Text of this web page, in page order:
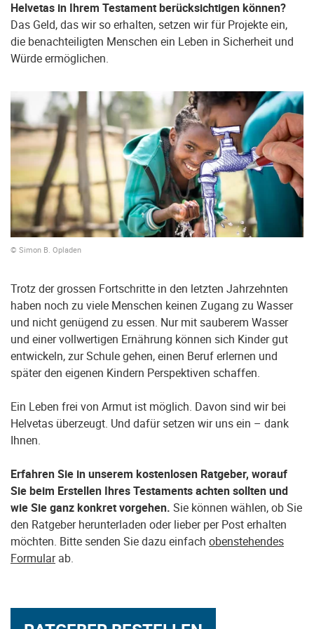
Helvetas in Ihrem Testament berücksichtigen können?
Das Geld, das wir so erhalten, setzen wir für Projekte ein,
die benachteiligten Menschen ein Leben in Sicherheit und
Würde ermöglichen.
© Simon B. Opladen
Trotz der grossen Fortschritte in den letzten Jahrzehnten
haben noch zu viele Menschen keinen Zugang zu Wasser
und nicht genügend zu essen. Nur mit sauberem Wasser
und einer vollwertigen Ernährung können sich Kinder gut
entwickeln, zur Schule gehen, einen Beruf erlernen und
später den eigenen Kindern Perspektiven schaffen.
Ein Leben frei von Armut ist möglich. Davon sind wir bei
Helvetas überzeugt. Und dafür setzen wir uns ein – dank
Ihnen.
Erfahren Sie in unserem kostenlosen Ratgeber, worauf
Sie beim Erstellen Ihres Testaments achten sollten und
wie Sie ganz konkret vorgehen. Sie können wählen, ob Sie
den Ratgeber herunterladen oder lieber per Post erhalten
möchten. Bitte senden Sie dazu einfach obenstehendes
Formularab.